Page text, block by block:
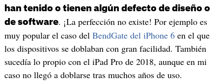
han tenido o tienen algún defecto de diseño o
de software. ¡La perfección no existe! Por ejemplo es
muy popular el caso del BendGate del iPhone 6en el que
los dispositivos se doblaban con gran facilidad. También
sucedía lo propio con el iPad Pro de 2018, aunque en mi
caso no llegó a doblarse tras muchos años de uso.